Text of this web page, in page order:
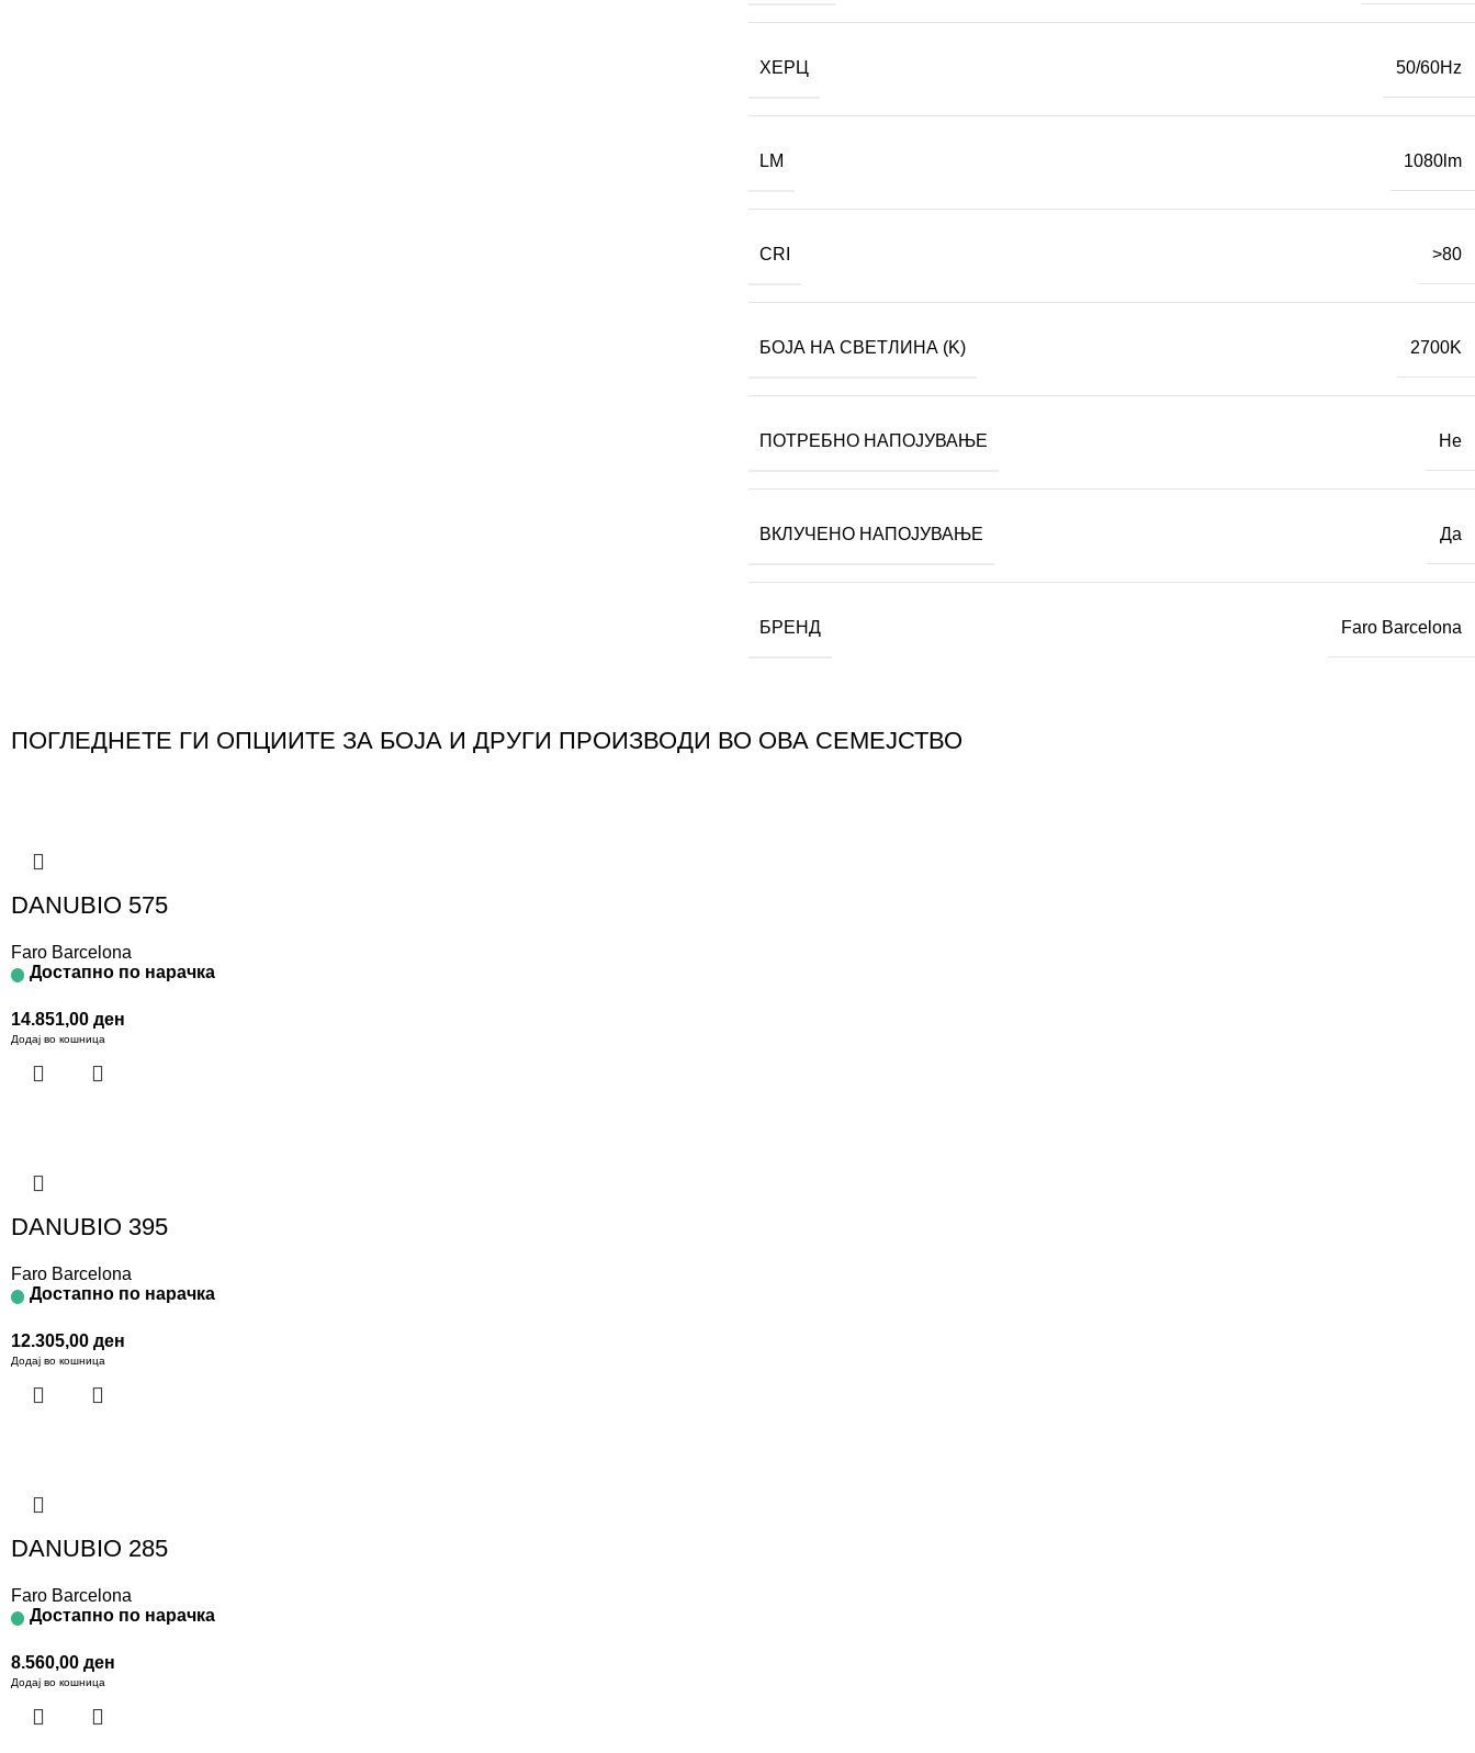
ХЕРЦ 50/60Hz
LM 1080lm
CRI >80
БОЈА НА СВЕТЛИНА (K) 2700K
ПОТРЕБНО НАПОЈУВАЊЕ Не
ВКЛУЧЕНО НАПОЈУВАЊЕ Да
БРЕНД Faro Barcelona
ПОГЛЕДНЕТЕ ГИ ОПЦИИТЕ ЗА БОЈА И ДРУГИ ПРОИЗВОДИ ВО ОВА СЕМЕЈСТВО
DANUBIO 575
Faro Barcelona
Достапно по нарачка
14.851,00 ден
Додај во кошница
DANUBIO 395
Faro Barcelona
Достапно по нарачка
12.305,00 ден
Додај во кошница
DANUBIO 285
Faro Barcelona
Достапно по нарачка
8.560,00 ден
Додај во кошница